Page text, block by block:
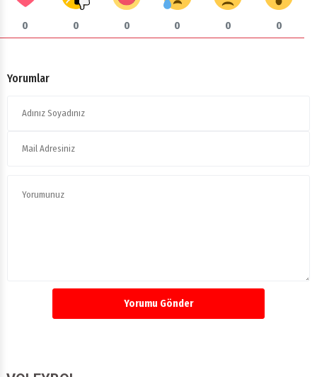
0 0 0 0 0 0
Yorumlar
Yorumu Gönder